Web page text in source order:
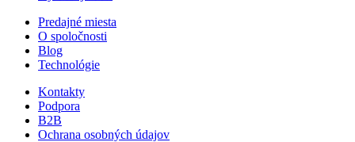
Predajné miesta
O spoločnosti
Blog
Technológie
Kontakty
Podpora
B2B
Ochrana osobných údajov